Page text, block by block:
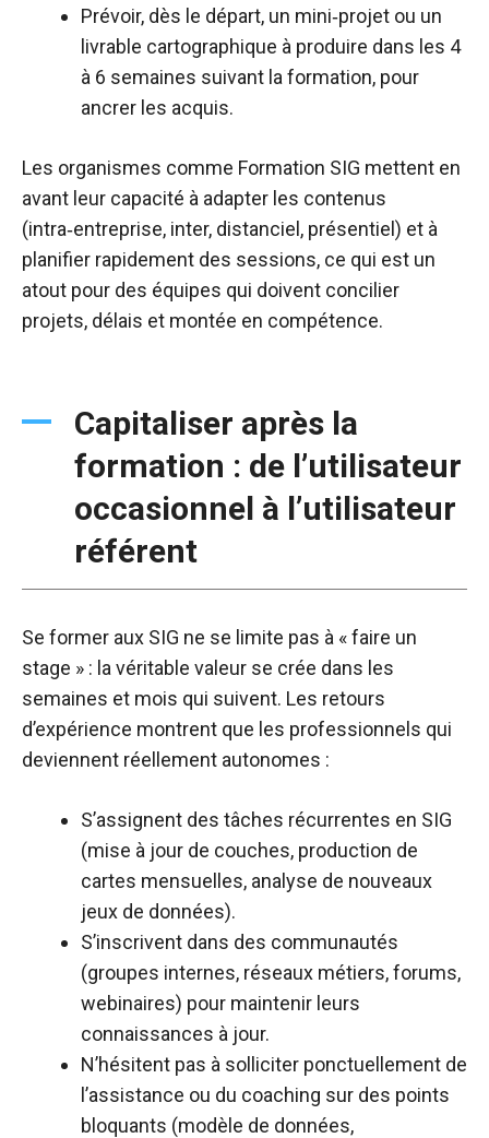
Prévoir, dès le départ, un mini‑projet ou un
livrable cartographique à produire dans les 4
à 6 semaines suivant la formation, pour
ancrer les acquis.​
Les organismes comme Formation SIG mettent en
avant leur capacité à adapter les contenus
(intra‑entreprise, inter, distanciel, présentiel) et à
planifier rapidement des sessions, ce qui est un
atout pour des équipes qui doivent concilier
projets, délais et montée en compétence.​
Capitaliser après la
formation : de l’utilisateur
occasionnel à l’utilisateur
référent
Se former aux SIG ne se limite pas à « faire un
stage » : la véritable valeur se crée dans les
semaines et mois qui suivent. Les retours
d’expérience montrent que les professionnels qui
deviennent réellement autonomes :
S’assignent des tâches récurrentes en SIG
(mise à jour de couches, production de
cartes mensuelles, analyse de nouveaux
jeux de données).​
S’inscrivent dans des communautés
(groupes internes, réseaux métiers, forums,
webinaires) pour maintenir leurs
connaissances à jour.​
N’hésitent pas à solliciter ponctuellement de
l’assistance ou du coaching sur des points
bloquants (modèle de données,